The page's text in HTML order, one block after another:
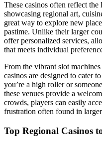
These casinos often reflect
showcasing regional art,
great way to explore new
pastime. Unlike their larger
offer personalized services,
that meets individual
From the vibrant slot
casinos are designed to cater
you’re a high roller or
these venues provide a
crowds, players can easily
frustration often found in
Top Regional Casinos